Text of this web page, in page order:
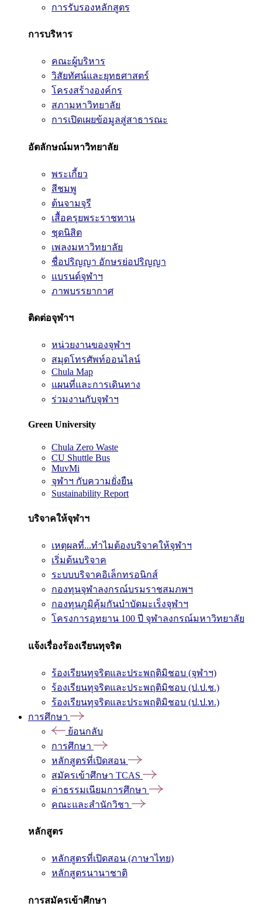
การรับรองหลักสูตร
การบริหาร
คณะผู้บริหาร
วิสัยทัศน์และยุทธศาสตร์
โครงสร้างองค์กร
สภามหาวิทยาลัย
การเปิดเผยข้อมูลสู่สาธารณะ
อัตลักษณ์มหาวิทยาลัย
พระเกี้ยว
สีชมพู
ต้นจามจุรี
เสื้อครุยพระราชทาน
ชุดนิสิต
เพลงมหาวิทยาลัย
ชื่อปริญญา อักษรย่อปริญญา
แบรนด์จุฬาฯ
ภาพบรรยากาศ
ติดต่อจุฬาฯ
หน่วยงานของจุฬาฯ
สมุดโทรศัพท์ออนไลน์
Chula Map
แผนที่และการเดินทาง
ร่วมงานกับจุฬาฯ
Green University
Chula Zero Waste
CU Shuttle Bus
MuvMi
จุฬาฯ กับความยั่งยืน
Sustainability Report
บริจาคให้จุฬาฯ
เหตุผลที่...ทำไมต้องบริจาคให้จุฬาฯ
เริ่มต้นบริจาค
ระบบบริจาคอิเล็กทรอนิกส์
กองทุนจุฬาลงกรณ์บรมราชสมภพฯ
กองทุนภูมิคุ้มกันบำบัดมะเร็งจุฬาฯ
โครงการอุทยาน 100 ปี จุฬาลงกรณ์มหาวิทยาลัย
แจ้งเรื่องร้องเรียนทุจริต
ร้องเรียนทุจริตและประพฤติมิชอบ (จุฬาฯ)
ร้องเรียนทุจริตและประพฤติมิชอบ (ป.ป.ช.)
ร้องเรียนทุจริตและประพฤติมิชอบ (ป.ป.ท.)
การศึกษา
ย้อนกลับ
การศึกษา
หลักสูตรที่เปิดสอน
สมัครเข้าศึกษา TCAS
ค่าธรรมเนียมการศึกษา
คณะและสำนักวิชา
หลักสูตร
หลักสูตรที่เปิดสอน (ภาษาไทย)
หลักสูตรนานาชาติ
การสมัครเข้าศึกษา